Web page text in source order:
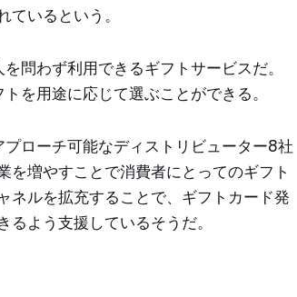
いるという。
問わず利用できるギフトサービスだ。
を用途に応じて選ぶことができる。
ローチ可能なディストリビューター8社
増やすことで消費者にとってのギフト
ネルを拡充することで、ギフトカード発
よう支援しているそうだ。